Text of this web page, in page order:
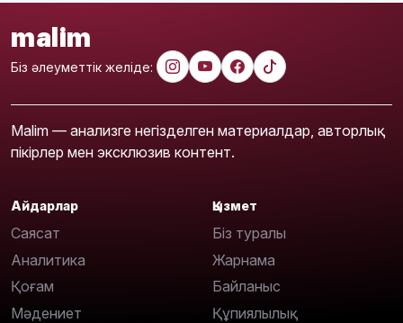
malim
Біз әлеуметтік желіде:
Malim — анализге негізделген материалдар, авторлық
пікірлер мен эксклюзив контент.
Айдарлар
Саясат
Аналитика
Қоғам
Мәдениет
Қызмет
Біз туралы
Жарнама
Байланыс
Құпиялылық